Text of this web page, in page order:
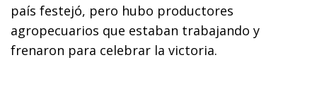
país festejó, pero hubo productores
agropecuarios que estaban trabajando y
frenaron para celebrar la victoria.